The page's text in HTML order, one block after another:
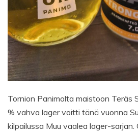
Tornion Panimolta maistoon Teräs
% vahva lager voitti tänä vuonna
kilpailussa Muu vaalea lager-sarjan.